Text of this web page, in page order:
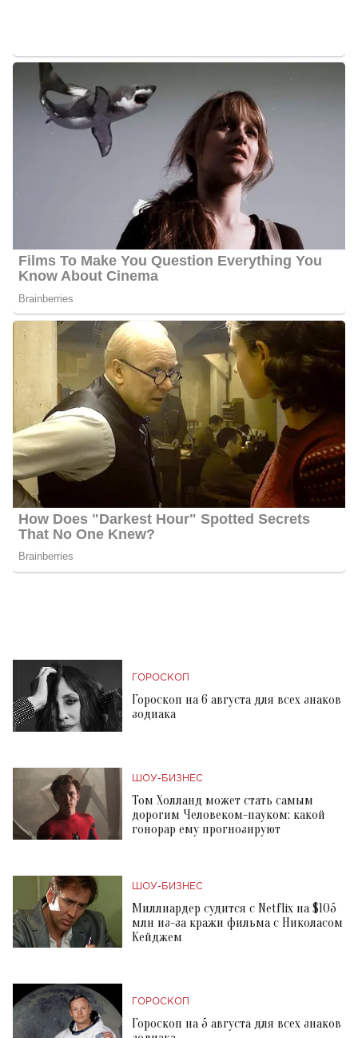
ГОРОСКОП
Гороскоп на 6 августа для всех знаков
зодиака
ШОУ-БИЗНЕС
Том Холланд может стать самым
дорогим Человеком-пауком: какой
гонорар ему прогнозируют
ШОУ-БИЗНЕС
Миллиардер судится с Netflix на $105
млн из-за кражи фильма с Николасом
Кейджем
ГОРОСКОП
Гороскоп на 5 августа для всех знаков